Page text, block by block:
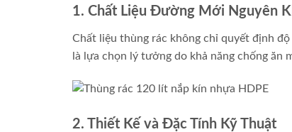
1. Chất Liệu Đường Mới Nguyên
Chất liệu thùng rác không chỉ quyết định
là lựa chọn lý tưởng do khả năng chống ăn
2. Thiết Kế và Đặc Tính Kỹ Thuật